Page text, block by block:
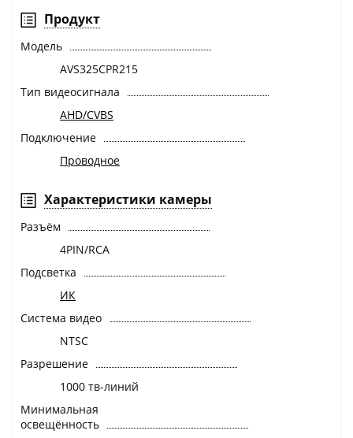
Продукт
Модель
AVS325CPR215
Тип видеосигнала
AHD/CVBS
Подключение
Проводное
Характеристики камеры
Разъём
4PIN/RCA
Подсветка
ИК
Система видео
NTSC
Разрешение
1000 тв-линий
Минимальная
освещённость